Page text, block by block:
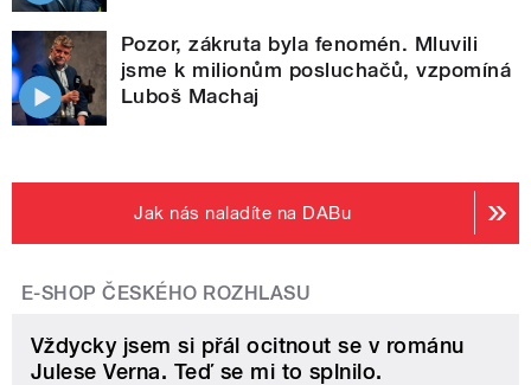
Pozor, zákruta byla fenomén. Mluvili
jsme k milionům posluchačů, vzpomíná
Luboš Machaj
Jak nás naladíte na DABu
E-SHOP ČESKÉHO ROZHLASU
Vždycky jsem si přál ocitnout se v románu
Julese Verna. Teď se mi to splnilo.